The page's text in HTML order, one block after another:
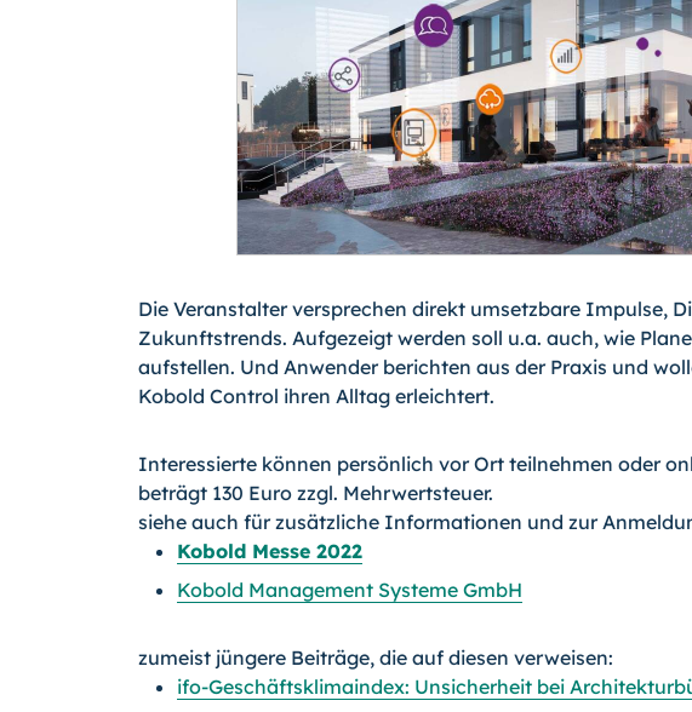
Die Veranstalter versprechen direkt umsetzbare Impulse,
Zukunftstrends. Aufgezeigt werden soll u.a. auch, wie
aufstellen. Und Anwender berichten aus der Praxis und
Kobold Control ihren Alltag erleichtert.
Interessierte können persönlich vor Ort teilnehmen oder
beträgt 130 Euro zzgl. Mehrwertsteuer.
siehe auch für zusätzliche Informationen und zur
Kobold Messe 2022
Kobold Management Systeme GmbH
zumeist jüngere Beiträge, die auf diesen verweisen:
ifo-Geschäftsklimaindex: Unsicherheit bei